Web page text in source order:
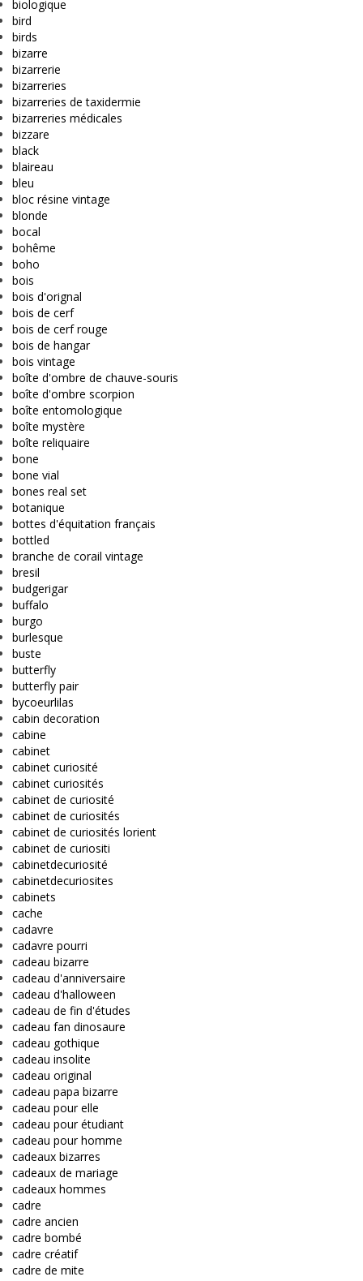
biologique
bird
birds
bizarre
bizarrerie
bizarreries
bizarreries de taxidermie
bizarreries médicales
bizzare
black
blaireau
bleu
bloc résine vintage
blonde
bocal
bohême
boho
bois
bois d'orignal
bois de cerf
bois de cerf rouge
bois de hangar
bois vintage
boîte d'ombre de chauve-souris
boîte d'ombre scorpion
boîte entomologique
boîte mystère
boîte reliquaire
bone
bone vial
bones real set
botanique
bottes d'équitation français
bottled
branche de corail vintage
bresil
budgerigar
buffalo
burgo
burlesque
buste
butterfly
butterfly pair
bycoeurlilas
cabin decoration
cabine
cabinet
cabinet curiosité
cabinet curiosités
cabinet de curiosité
cabinet de curiosités
cabinet de curiosités lorient
cabinet de curiositi
cabinetdecuriosité
cabinetdecuriosites
cabinets
cache
cadavre
cadavre pourri
cadeau bizarre
cadeau d'anniversaire
cadeau d'halloween
cadeau de fin d'études
cadeau fan dinosaure
cadeau gothique
cadeau insolite
cadeau original
cadeau papa bizarre
cadeau pour elle
cadeau pour étudiant
cadeau pour homme
cadeaux bizarres
cadeaux de mariage
cadeaux hommes
cadre
cadre ancien
cadre bombé
cadre créatif
cadre de mite